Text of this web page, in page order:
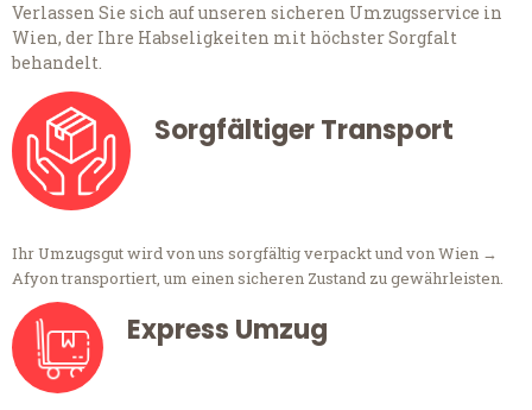
Verlassen Sie sich auf unseren sicheren Umzugsservice in
Wien, der Ihre Habseligkeiten mit höchster Sorgfalt
behandelt.
Sorgfältiger Transport
Ihr Umzugsgut wird von uns sorgfältig verpackt und von Wien →
Afyon transportiert, um einen sicheren Zustand zu gewährleisten.
Express Umzug